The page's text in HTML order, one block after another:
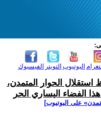
الفيسبوك التويتر اليوتيوب
استقلال الحوار المتمدن،
الفضاء اليساري الحر
على اليوتيوب]